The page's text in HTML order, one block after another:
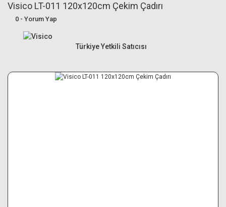
Canon R6 Mark IIIBundle Setler
Visico LT-011 120x120cm Çekim Çadırı
0 - Yorum Yap
Türkiye Yetkili Satıcısı